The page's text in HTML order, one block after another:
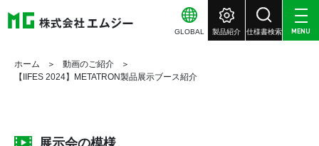
GLOBAL 製品紹介 仕様書検索 MENU
ホーム
動画のご紹介
【IIFES 2024】METATRON製品展示ブース紹介
展示会の模様